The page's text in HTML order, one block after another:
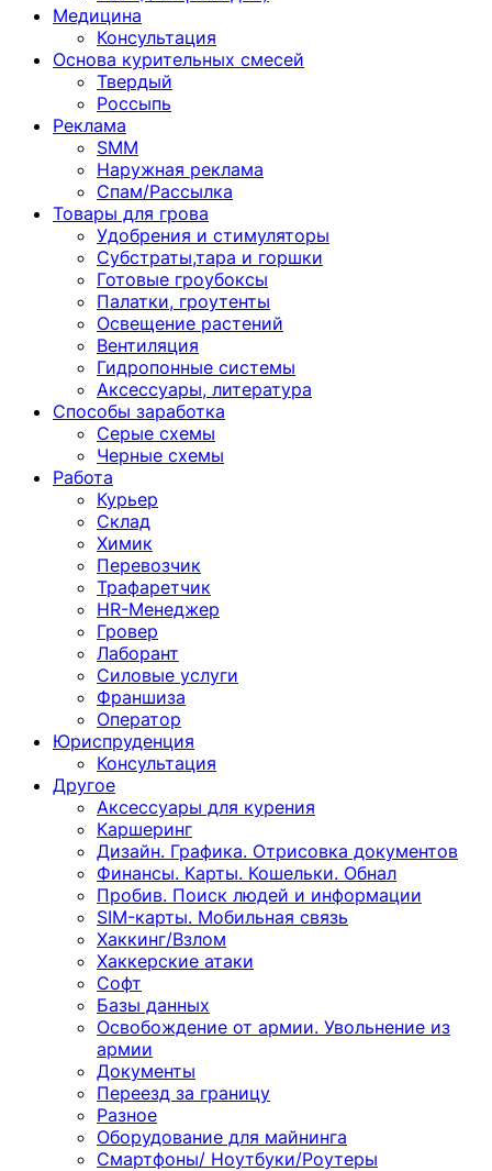
Медицина
Консультация
Основа курительных смесей
Твердый
Россыпь
Реклама
SMM
Наружная реклама
Спам/Рассылка
Товары для грова
Удобрения и стимуляторы
Субстраты,тара и горшки
Готовые гроубоксы
Палатки, гроутенты
Освещение растений
Вентиляция
Гидропонные системы
Аксессуары, литература
Способы заработка
Серые схемы
Черные схемы
Работа
Курьер
Склад
Химик
Перевозчик
Трафаретчик
HR-Менеджер
Гровер
Лаборант
Силовые услуги
Франшиза
Оператор
Юриспруденция
Консультация
Другoе
Аксессуары для курения
Каршеринг
Дизайн. Графика. Отрисовка документов
Финансы. Карты. Кошельки. Обнал
Пробив. Поиск людей и информации
SIM-карты. Мобильная связь
Хаккинг/Взлом
Хаккерские атаки
Софт
Базы данных
Освобождение от армии. Увольнение из
армии
Документы
Переезд за границу
Разное
Оборудование для майнинга
Смартфоны/ Ноутбуки/Роутеры